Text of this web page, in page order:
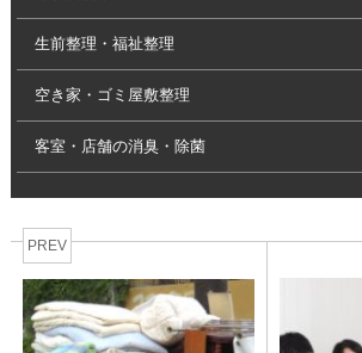
生前整理・福祉整理
空き家・ゴミ屋敷整理
客室・店舗の消臭・除菌
PREV